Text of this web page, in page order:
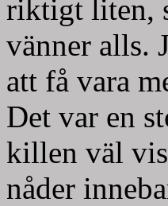
riktigt liten,
vänner alls.
att få vara
Det var en
killen väl
nåder